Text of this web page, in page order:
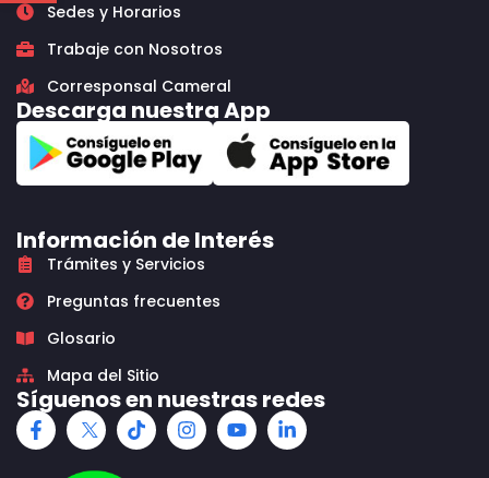
Sedes y Horarios
Trabaje con Nosotros
Corresponsal Cameral
Descarga nuestra App
Información de Interés
Trámites y Servicios
Preguntas frecuentes
Glosario
Mapa del Sitio
Síguenos en nuestras redes